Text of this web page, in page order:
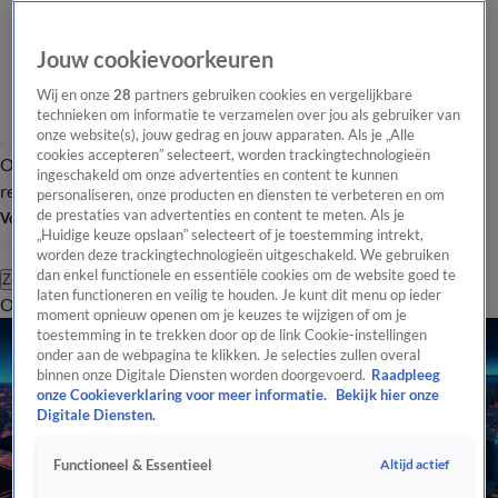
Overzicht Laatste nieuws Regionieuws Het beste van Hart
Tip de
redactie
Volg Hart van Nederland
Zoeken
OverzichtRegioUitzendingenWeerTip de redactiePanelVideo's
Jouw cookievoorkeuren
Wij en onze28 partners gebruiken cookies en vergelijkbare
technieken om informatie te verzamelen over jou als gebruiker van
onze website(s), jouw gedrag en jouw apparaten. Als je „Alle
cookies accepteren” selecteert, worden trackingtechnologieën
ingeschakeld om onze advertenties en content te kunnen
personaliseren, onze producten en diensten te verbeteren en om
de prestaties van advertenties en content te meten. Als je
„Huidige keuze opslaan” selecteert of je toestemming intrekt,
worden deze trackingtechnologieën uitgeschakeld. We gebruiken
dan enkel functionele en essentiële cookies om de website goed te
laten functioneren en veilig te houden. Je kunt dit menu op ieder
moment opnieuw openen om je keuzes te wijzigen of om je
toestemming in te trekken door op de link Cookie-instellingen
onder aan de webpagina te klikken. Je selecties zullen overal
binnen onze Digitale Diensten worden doorgevoerd. Raadpleeg
onze Cookieverklaring voor meer informatie.
Bekijk hier onze
Digitale Diensten.
Functioneel & Essentieel Altijd actief